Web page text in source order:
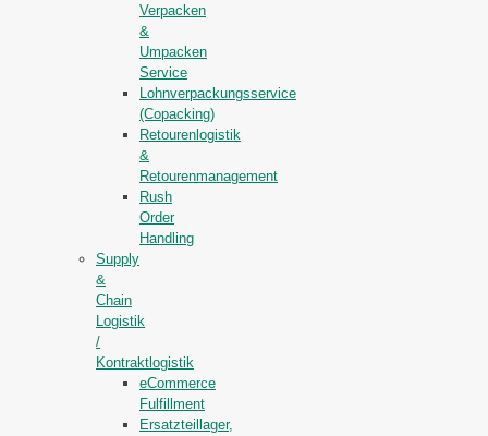
Verpacken
&
Umpacken
Service
Lohnverpackungsservice
(Copacking)
Retourenlogistik
&
Retourenmanagement
Rush
Order
Handling
Supply
&
Chain
Logistik
/
Kontraktlogistik
eCommerce
Fulfillment
Ersatzteillager,